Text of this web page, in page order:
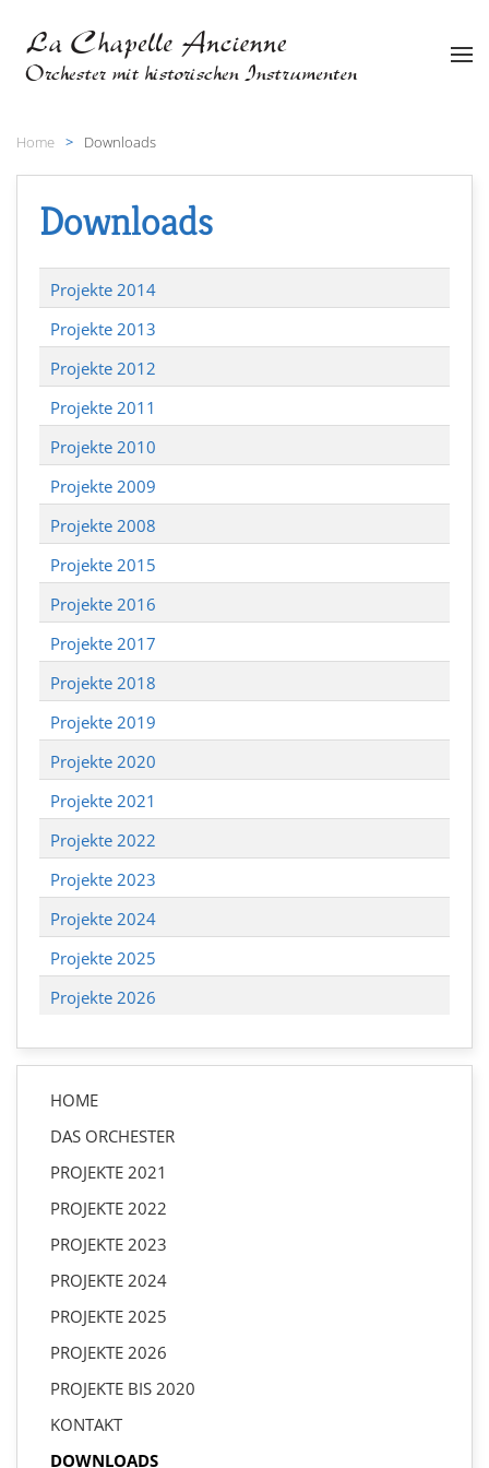
Zum Hauptinhalt springen
Home Downloads
Downloads
Projekte 2014
Projekte 2013
Projekte 2012
Projekte 2011
Projekte 2010
Projekte 2009
Projekte 2008
Projekte 2015
Projekte 2016
Projekte 2017
Projekte 2018
Projekte 2019
Projekte 2020
Projekte 2021
Projekte 2022
Projekte 2023
Projekte 2024
Projekte 2025
Projekte 2026
HOME
DAS ORCHESTER
PROJEKTE 2021
PROJEKTE 2022
PROJEKTE 2023
PROJEKTE 2024
PROJEKTE 2025
PROJEKTE 2026
PROJEKTE BIS 2020
KONTAKT
DOWNLOADS